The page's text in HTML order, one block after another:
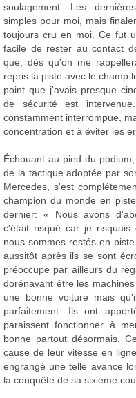
soulagement. Les
simples pour moi, mais
toujours cru en moi. Ce fut
facile de rester au contact
que, dès qu'on me
repris la piste avec le champ
point que j'avais presque
de sécurité est
constamment interrompue,
concentration et à éviter les
Échouant au pied du
de la tactique adoptée par
Mercedes, s'est
champion du monde en
dernier: « Nous avons
c'était risqué car je risquais
nous sommes restés en
aussitôt après ils se sont
préoccupe par ailleurs du
dorénavant être les
une bonne voiture mais
parfaitement. Ils ont
paraissent fonctionner à
bonne partout désormais.
cause de leur vitesse en
engrangé une telle avance
la conquête de sa sixième